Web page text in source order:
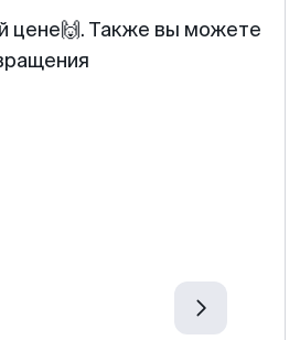
цене🙌. Также вы можете